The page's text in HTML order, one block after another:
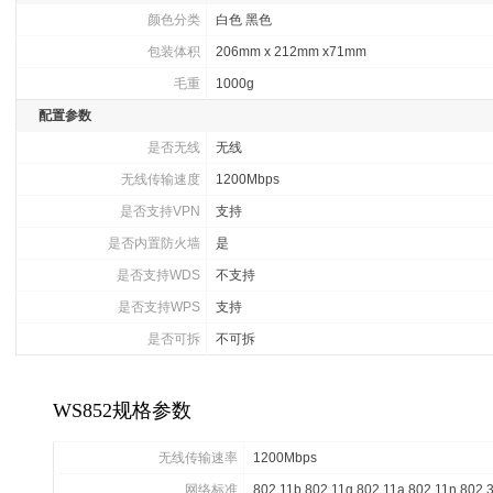
颜色分类 白色 黑色
包装体积 206mm x 212mm x71mm
毛重 1000g
配置参数
是否无线 无线
无线传输速度 1200Mbps
是否支持VPN 支持
是否内置防火墙 是
是否支持WDS 不支持
是否支持WPS 支持
是否可拆 不可拆
WS852规格参数
无线传输速率 1200Mbps
网络标准 802.11b 802.11g 802.11a 802.11n